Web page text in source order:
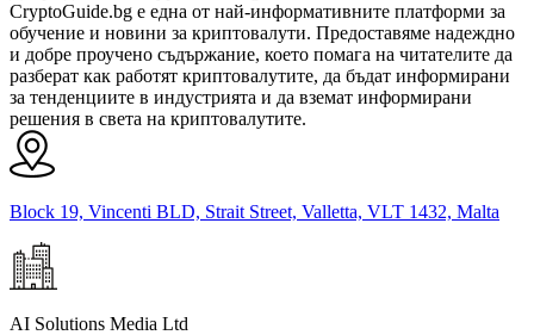
CryptoGuide.bg е една от най-информативните платформи за
обучение и новини за криптовалути. Предоставяме надеждно
и добре проучено съдържание, което помага на читателите да
разберат как работят криптовалутите, да бъдат информирани
за тенденциите в индустрията и да вземат информирани
решения в света на криптовалутите.
Block 19, Vincenti BLD, Strait Street, Valletta, VLT 1432, Malta
AI Solutions Media Ltd